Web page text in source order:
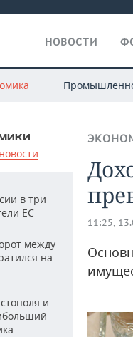
НОВОСТИ
в три
ЕС
между
на
и
11:25,